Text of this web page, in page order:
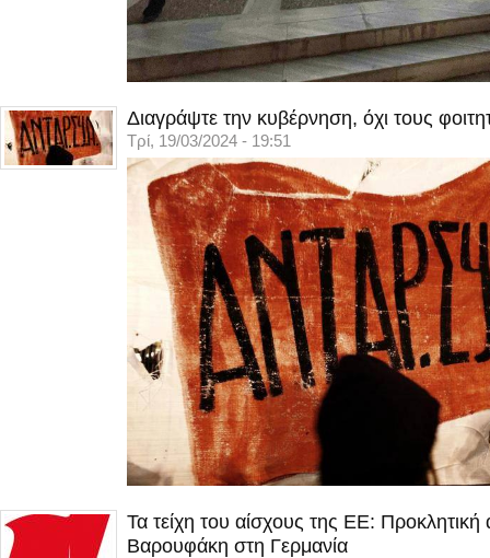
Διαγράψτε την κυβέρνηση, όχι τους
Τρί, 19/03/2024 - 19:51
Τα τείχη του αίσχους της ΕΕ:
Βαρουφάκη στη Γερμανία